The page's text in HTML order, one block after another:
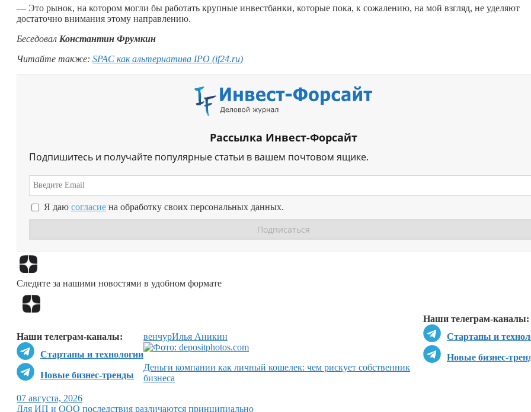
— Это рынок, на котором могли бы работать крупные инвестбанки, которые пока, к сожалению, на мой взгляд, не уделяют
достаточно внимания этому направлению.
Беседовал Константин Фрумкин
Читайте также: SPAC как альтернатива IPO (if24.ru)
Рассылка Инвест-Форсайт
Подпишитесь и получайте популярные статьи в вашем почтовом ящике.
Я даю согласие на обработку своих персональных данных.
Следите за нашими новостями в удобном формате
Наши телеграм-каналы:
Стартапы и
Новые бизнес-
Наши телеграм-каналы:
Стартапы и технологии
Новые бизнес-тренды
венчурИлья Аникин
Деньги компании как личный кошелек: чем рискует собственник
бизнеса
07 августа, 2026
Для ИП и ООО последствия различаются принципиально